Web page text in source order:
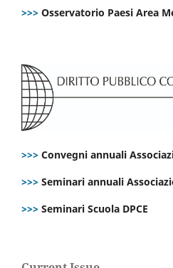
>>> Osservatorio Paesi Area
>>> Convegni annuali
>>> Seminari annuali
>>> Seminari Scuola DPCE